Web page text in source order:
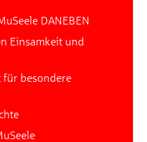
DANEBEN
Einsamkeit und
für besondere